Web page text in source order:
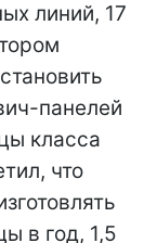
линий, 17
панелей
класса
что
в год, 1,5